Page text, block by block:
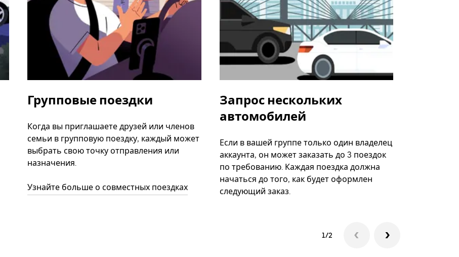
Групповые поездки
Когда вы приглашаете друзей или членов
семьи в групповую поездку, каждый может
выбрать свою точку отправления или
назначения.
Узнайте больше о совместных поездках
Запрос нескольких
автомобилей
Если в вашей группе только один владелец
аккаунта, он может заказать до 3 поездок
по требованию. Каждая поездка должна
начаться до того, как будет оформлен
следующий заказ.
1/2